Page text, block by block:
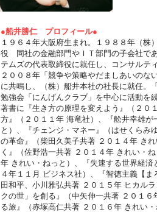
●船井勝仁 プロフィール●
１９６４年大阪府生まれ。１９８８年（株
役 同社の金融部門やＩＴ部門の子会社で
テムズの代表取締役に就任し、コンサルテ
２００８年「競争や策略やだましあいのな
に共鳴し、（株）船井本社の社長に就任。
勉強会「にんげんクラブ」を中心に活動を
著書に『生き方の原理を変えよう』（２０
方』（２０１１年 海竜社）、『舩井幸雄
と）、『チェンジ・マネー』（はせくらみ
の革命』（柴田久美子共著 ２０１４年 き
く』（佐野浩一共著 ２０１４年 きれい・
年 きれい・ねっと）、『失速する世界経
４年１１月 ビジネス社）、『智徳主義【
田和平、小川雅弘共著 ２０１５年 ヒカル
クの世」を創る』（中矢伸一共著 ２０１
る旅』（赤塚高仁共著 ２０１６年 きれい